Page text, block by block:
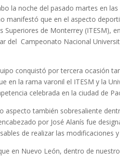
la noche del pasado martes en
manifestó que en el aspecto
Superiores de Monterrey (ITESM),
del Campeonato Nacional
conquistó por tercera ocasión
en la rama varonil el ITESM y la
celebrada en la ciudad de
aspecto también sobresaliente
por José Alanís fue
de realizar las modificaciones
en Nuevo León, dentro de